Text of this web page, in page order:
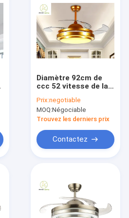
Diamètre 92cm de
ccc 52 vitesse de la
plafond de pouce
avec la fonction
inverse
Prix:negotiable
MOQ:Négociable
Trouvez les derniers prix
Contactez